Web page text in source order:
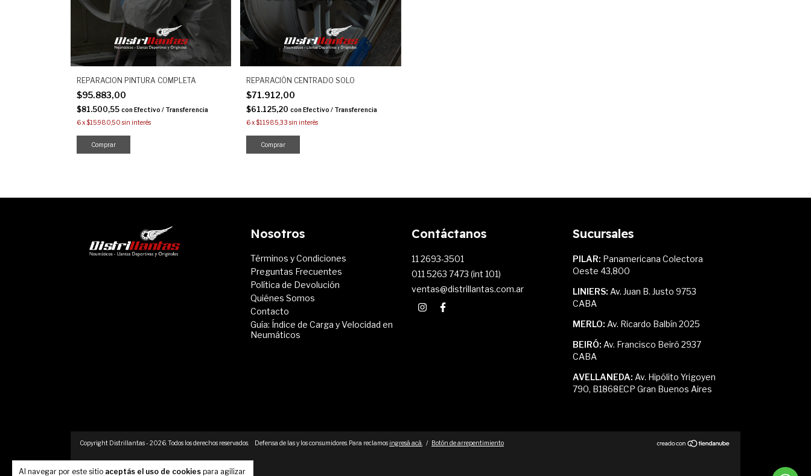
Al navegar por este sitio aceptás el uso de cookies para agilizar
REPARACION PINTURA COMPLETA
$95.883,00
$81.500,55 con Efectivo / Transferencia
6x$15.980,50 sin interés
Comprar
REPARACIÓN CENTRADO SOLO
$71.912,00
$61.125,20con Efectivo / Transferencia
6x$11.985,33 sin interés
Comprar
Nosotros
Términos y Condiciones
Preguntas Frecuentes
Política de Devolución
Quiénes Somos
Contacto
Guía: Índice de Carga y Velocidad en
Neumáticos
Contáctanos
11 2693-3501
011 5263 7473 (int 101)
ventas@distrillantas.com.ar
Sucursales
PILAR: Panamericana Colectora
Oeste 43,800
LINIERS: Av. Juan B. Justo 9753
CABA
MERLO: Av. Ricardo Balbín 2025
BEIRÓ: Av. Francisco Beiró 2937
CABA
AVELLANEDA: Av. Hipólito Yrigoyen
790, B1868ECP Gran Buenos Aires
Copyright Distrillantas - 2026. Todos los derechos reservados. Defensa de las y los consumidores. Para reclamos ingresá acá. / Botón de arrepentimiento